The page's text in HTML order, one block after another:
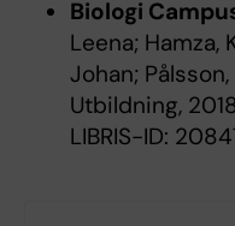
Biologi
Leena; Hamza,
Johan;
Utbildning,
LIBRIS-ID: